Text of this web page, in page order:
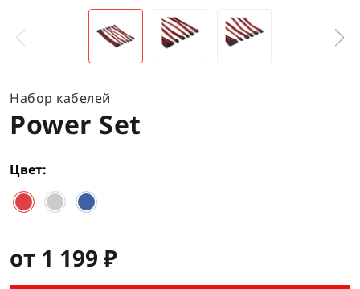
Набор кабелей
Power Set
Цвет
от 1 199 ₽